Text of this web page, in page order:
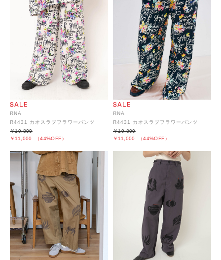
RNA
R4431 カオスラブフラワーパンツ
￥11,000 （44%OFF）
￥19,800
RNA
R4431 カオスラブフラワーパンツ
￥11,000 （44%OFF）
￥19,800